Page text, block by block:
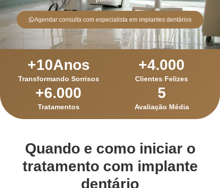
Agendar consulta com especialista em implantes dentários
Transformando Sorrisos
+10Anos
Clientes Felizes
+4.000
Tratamentos
+6.000
Avaliação Média
5
Quando e como iniciar o
tratamento com implante
dentário